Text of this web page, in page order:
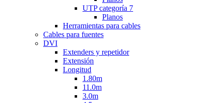
UTP categoría 7
Planos
Herramientas para cables
Cables para fuentes
DVI
Extenders y repetidor
Extensión
Longitud
1.80m
11.0m
3.0m